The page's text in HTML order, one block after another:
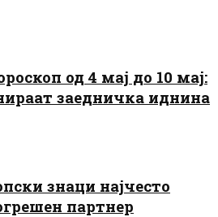
од 4 мај до 10 мај:
заедничка иднина
знаци најчесто
партнер